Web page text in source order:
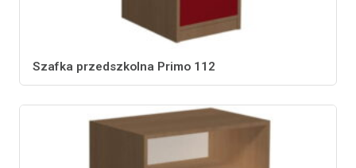
Szafka przedszkolna Primo 112